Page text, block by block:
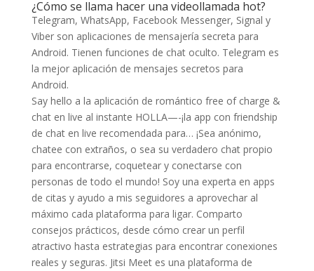
¿Cómo se llama hacer una videollamada hot?
Telegram, WhatsApp, Facebook Messenger, Signal y
Viber son aplicaciones de mensajería secreta para
Android. Tienen funciones de chat oculto. Telegram es
la mejor aplicación de mensajes secretos para
Android.
Say hello a la aplicación de romántico free of charge &
chat en live al instante HOLLA—-¡la app con friendship
de chat en live recomendada para… ¡Sea anónimo,
chatee con extraños, o sea su verdadero chat propio
para encontrarse, coquetear y conectarse con
personas de todo el mundo! Soy una experta en apps
de citas y ayudo a mis seguidores a aprovechar al
máximo cada plataforma para ligar. Comparto
consejos prácticos, desde cómo crear un perfil
atractivo hasta estrategias para encontrar conexiones
reales y seguras. Jitsi Meet es una plataforma de